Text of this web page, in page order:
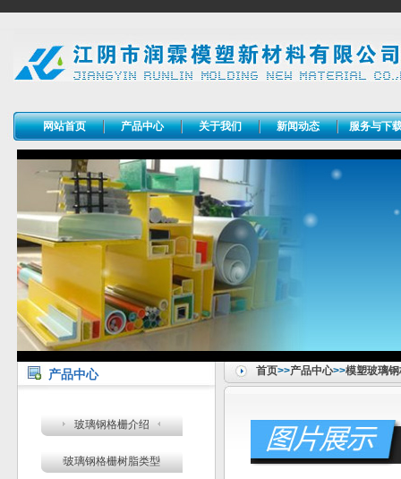
网站首页 产品中心 关于我们 新闻动态 服务与下
产品中心
玻璃钢格栅介绍
玻璃钢格栅树脂类型
首页>>产品中心>>模塑玻璃